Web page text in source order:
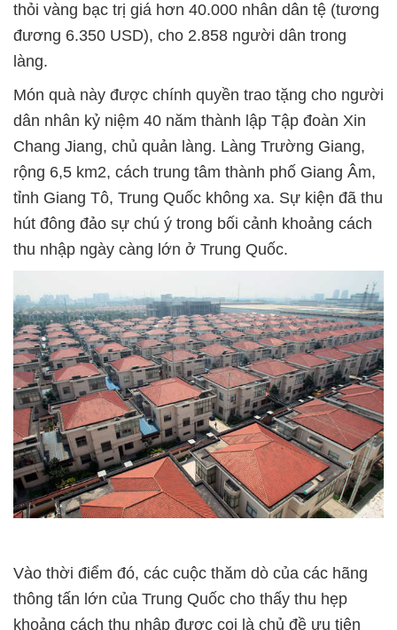
thỏi vàng bạc trị giá hơn 40.000 nhân dân tệ (tương
đương 6.350 USD), cho 2.858 người dân trong
làng.
Món quà này được chính quyền trao tặng cho người
dân nhân kỷ niệm 40 năm thành lập Tập đoàn Xin
Chang Jiang, chủ quản làng. Làng Trường Giang,
rộng 6,5 km2, cách trung tâm thành phố Giang Âm,
tỉnh Giang Tô, Trung Quốc không xa. Sự kiện đã thu
hút đông đảo sự chú ý trong bối cảnh khoảng cách
thu nhập ngày càng lớn ở Trung Quốc.
Vào thời điểm đó, các cuộc thăm dò của các hãng
thông tấn lớn của Trung Quốc cho thấy thu hẹp
khoảng cách thu nhập được coi là chủ đề ưu tiên